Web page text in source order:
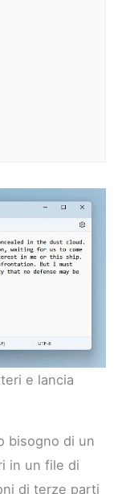
e lancia
bisogno di un
in un file di
di terze parti